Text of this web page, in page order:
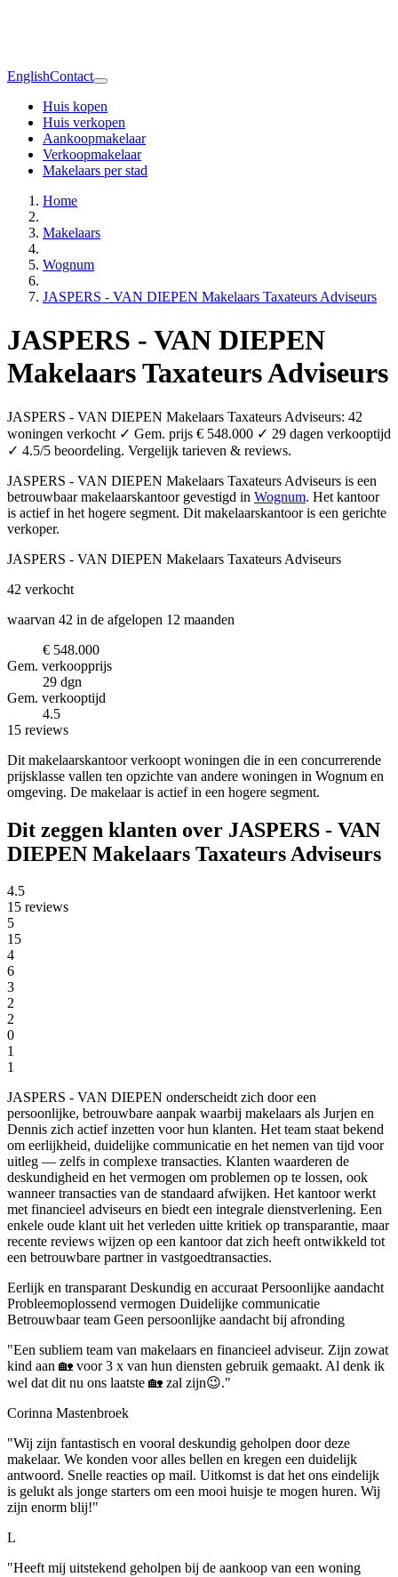
EnglishContact
Huis kopen
Huis verkopen
Aankoopmakelaar
Verkoopmakelaar
Makelaars per stad
Home
Makelaars
Wognum
JASPERS - VAN DIEPEN Makelaars Taxateurs Adviseurs
JASPERS - VAN DIEPEN
Makelaars Taxateurs Adviseurs
JASPERS - VAN DIEPEN Makelaars Taxateurs Adviseurs: 42
woningen verkocht ✓ Gem. prijs € 548.000 ✓ 29 dagen verkooptijd
✓ 4.5/5 beoordeling. Vergelijk tarieven & reviews.
JASPERS - VAN DIEPEN Makelaars Taxateurs Adviseurs is een
betrouwbaar makelaarskantoor gevestigd in Wognum. Het kantoor
is actief in het hogere segment. Dit makelaarskantoor is een gerichte
verkoper.
JASPERS - VAN DIEPEN Makelaars Taxateurs Adviseurs
42 verkocht
waarvan 42 in de afgelopen 12 maanden
€ 548.000
Gem. verkoopprijs
29 dgn
Gem. verkooptijd
4.5
15 reviews
Dit makelaarskantoor verkoopt woningen die in een concurrerende
prijsklasse vallen ten opzichte van andere woningen in Wognum en
omgeving. De makelaar is actief in een hogere segment.
Dit zeggen klanten over JASPERS - VAN
DIEPEN Makelaars Taxateurs Adviseurs
4.5
15 reviews
5
15
4
6
3
2
2
0
1
1
JASPERS - VAN DIEPEN onderscheidt zich door een
persoonlijke, betrouwbare aanpak waarbij makelaars als Jurjen en
Dennis zich actief inzetten voor hun klanten. Het team staat bekend
om eerlijkheid, duidelijke communicatie en het nemen van tijd voor
uitleg — zelfs in complexe transacties. Klanten waarderen de
deskundigheid en het vermogen om problemen op te lossen, ook
wanneer transacties van de standaard afwijken. Het kantoor werkt
met financieel adviseurs en biedt een integrale dienstverlening. Een
enkele oude klant uit het verleden uitte kritiek op transparantie, maar
recente reviews wijzen op een kantoor dat zich heeft ontwikkeld tot
een betrouwbare partner in vastgoedtransacties.
Eerlijk en transparantDeskundig en accuraatPersoonlijke aandacht
Probleemoplossend vermogen Duidelijke communicatie
Betrouwbaar team Geen persoonlijke aandacht bij afronding
"Een subliem team van makelaars en financieel adviseur. Zijn zowat
kind aan 🏡 voor 3 x van hun diensten gebruik gemaakt. Al denk ik
wel dat dit nu ons laatste 🏡 zal zijn😉."
Corinna Mastenbroek
"Wij zijn fantastisch en vooral deskundig geholpen door deze
makelaar. We konden voor alles bellen en kregen een duidelijk
antwoord. Snelle reacties op mail. Uitkomst is dat het ons eindelijk
is gelukt als jonge starters om een mooi huisje te mogen huren. Wij
zijn enorm blij!"
L
"Heeft mij uitstekend geholpen bij de aankoop van een woning